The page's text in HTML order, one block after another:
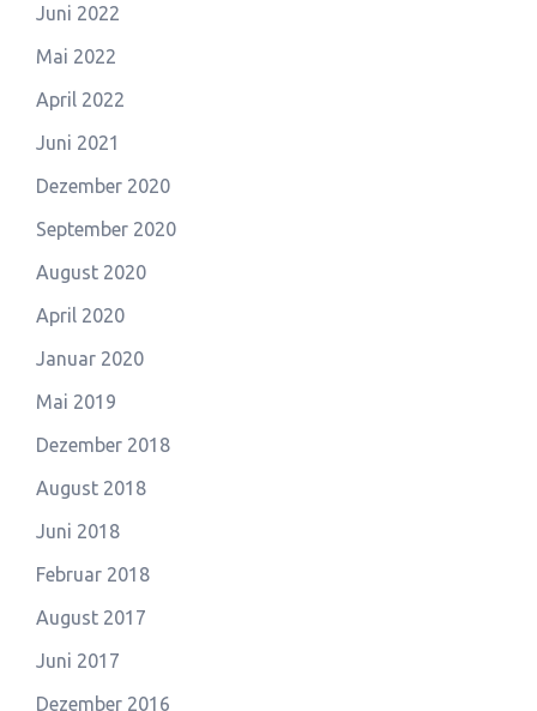
Juni 2022
Mai 2022
April 2022
Juni 2021
Dezember 2020
September 2020
August 2020
April 2020
Januar 2020
Mai 2019
Dezember 2018
August 2018
Juni 2018
Februar 2018
August 2017
Juni 2017
Dezember 2016